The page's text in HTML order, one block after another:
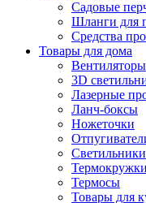
Садовые
Шланги для
Средства
Товары для дома
Вентиляторы
3D
Лазерные
Ланч-боксы
Ножеточки
Светильники
Термокружки
Термосы
Товары для